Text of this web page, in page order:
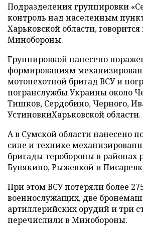
Подразделения группировки
контроль над населенным
Харьковской области, говорится
Минобороны.
Группировкой нанесено
формированиям
мотопехотной бригад ВСУ и
погранслужбы Украины около
Тишков, Сердобино, Черного,
УстиновкиХарьковской области.
А в Сумской области нанесено
силе и технике
бригады теробороны в районах
Бунякино, Рыжевкой и
При этом ВСУ потеряли более
военнослужащих, две
артиллерийских орудий и три
перечислили в Минобороны.